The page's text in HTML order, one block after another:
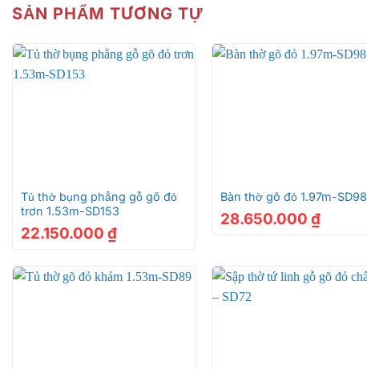
SẢN PHẨM TƯƠNG TỰ
Tủ thờ bụng phẳng gỗ gõ đỏ
trơn 1.53m-SD153
22.150.000 ₫
Bàn thờ gõ đỏ 1.97m-SD98
28.650.000₫